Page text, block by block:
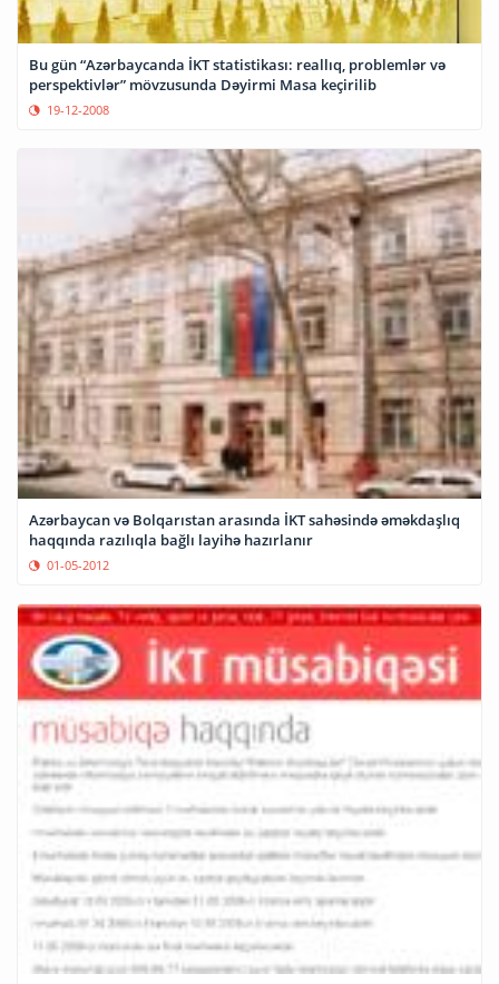
Bu gün “Azərbaycanda İKT statistikası: reallıq, problemlər və
perspektivlər” mövzusunda Dəyirmi Masa keçirilib
19-12-2008
Azərbaycan və Bolqarıstan arasında İKT sahəsində əməkdaşlıq
haqqında razılıqla bağlı layihə hazırlanır
01-05-2012